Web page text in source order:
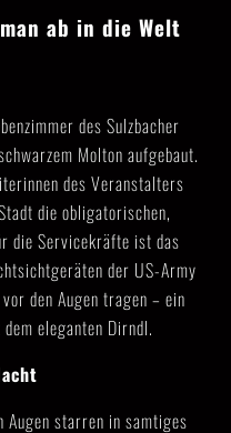
ab in die Welt
des Sulzbacher
Molton aufgebaut.
des Veranstalters
die obligatorischen,
die Servicekräfte ist das
der US-Army
den Augen tragen – ein
eleganten Dirndl.
starren in samtiges